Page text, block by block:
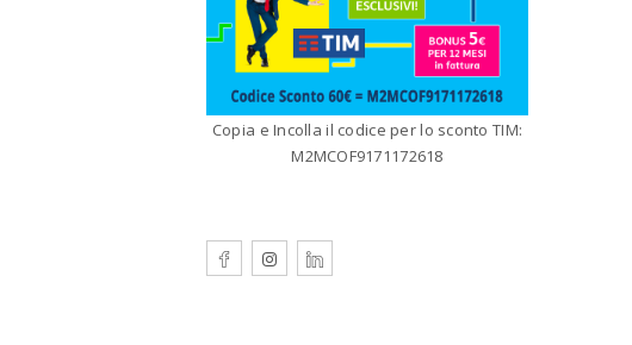
Copia e Incolla il codice per lo sconto TIM:
M2MCOF9171172618